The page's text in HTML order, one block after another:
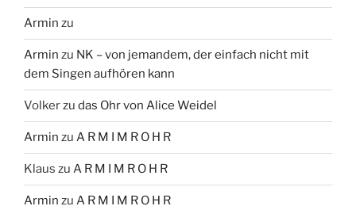
Armin zu
Armin zu NK – von jemandem, der einfach nicht mit
dem Singen aufhören kann
Volkerzu das Ohr von Alice Weidel
Armin zu A R M I M R O H R
Klaus zu A R M I M R O H R
Armin zu A R M I M R O H R